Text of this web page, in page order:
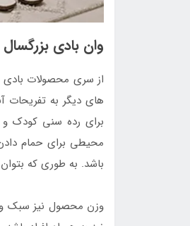
وان بادی
از سری محصولات بادی
های دیگر به تفریحات
برای رده سنی کودک و
محیطی برای حمام
باشد. به طوری که
وزن محصول نیز سبک